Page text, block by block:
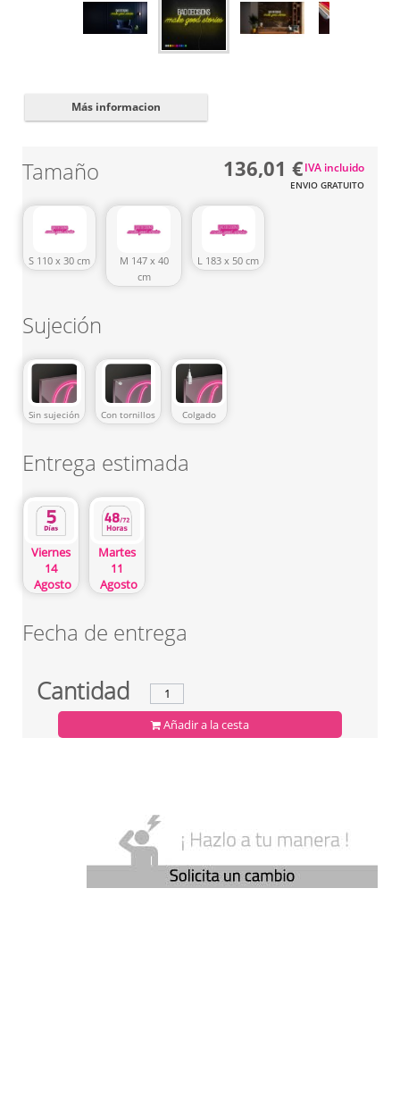
Más informacion
Tamaño
S 110 x 30 cm
M 147 x 40
cm
L 183 x 50 cm
Sujeción
Sin sujeción Con tornillos Colgado
Entrega estimada
Viernes
14
Agosto
Martes
11
Agosto
Fecha de entrega
Cantidad
136,01 €
ENVIO GRATUITO
IVA incluido
Añadir a la cesta